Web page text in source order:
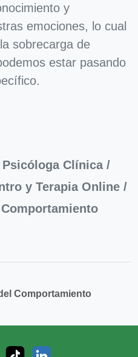
y
emociones, lo cual
sobrecarga de
estar pasando
Clínica /
y Terapia Online /
Comportamiento